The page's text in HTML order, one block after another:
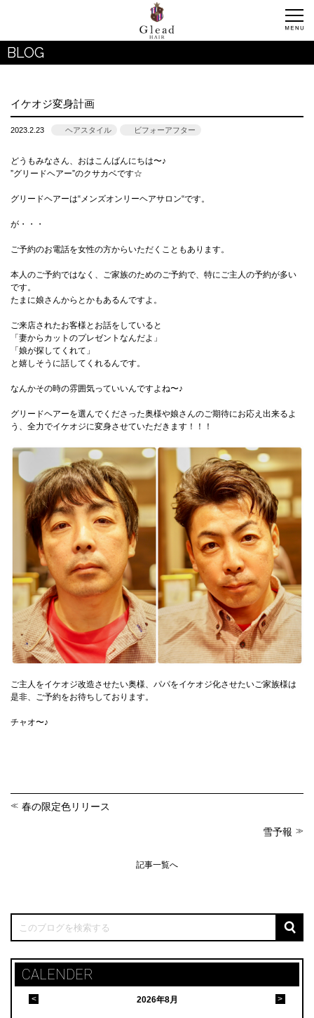
BLOG
イケオジ変身計画
2023.2.23 ヘアスタイル ビフォーアフター
どうもみなさん、おはこんばんにちは〜♪
”グリードヘアー”のクサカベです☆
グリードヘアーは“メンズオンリーヘアサロン“です。
が・・・
ご予約のお電話を女性の方からいただくこともあります。
本人のご予約ではなく、ご家族のためのご予約で、特にご主人の予約が多い
です。
たまに娘さんからとかもあるんですよ。
ご来店されたお客様とお話をしていると
「妻からカットのプレゼントなんだよ」
「娘が探してくれて」
と嬉しそうに話してくれるんです。
なんかその時の雰囲気っていいんですよね〜♪
グリードヘアーを選んでくださった奥様や娘さんのご期待にお応え出来るよ
う、全力でイケオジに変身させていただきます！！！
ご主人をイケオジ改造させたい奥様、パパをイケオジ化させたいご家族様は
是非、ご予約をお待ちしております。
チャオ〜♪
春の限定色リリース
雪予報
記事一覧へ
CALENDER
2026年8月
< >